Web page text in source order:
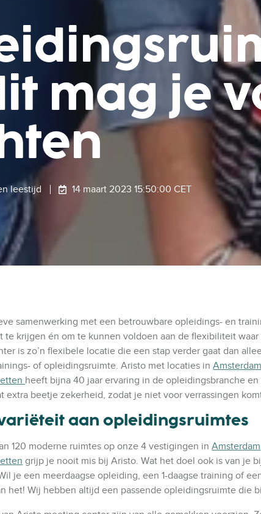
mag je
leestijd 14 maart 2023 15:50:00 CET
samenwerking met een betrouwbare opleidings- en
te krijgen én om te kunnen voldoen aan de flexibiliteit waar
is zo’n flexibele locatie die een stap verder gaat dan
of opleidingsruimte. Aristo met locaties in Amsterdam
heeft bijna 40 jaar ervaring in de opleidingsbranche
extra beetje zekerheid, zodat je niet voor verrassingen
aan opleidingsruimtes
120 moderne ruimtes op onze 4 vestigingen inAmsterdam
grijp je nooit mis bij Aristo. Wat het doel ook is van je
je een meerdaagse opleiding, een 1-daagse training of
het! Wij hebben altijd een passende opleidingsruimte die